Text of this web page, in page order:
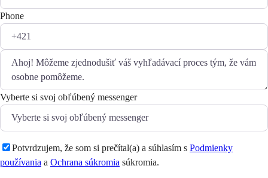
Phone
Vyberte si svoj obľúbený messenger
Potvrdzujem, že som si prečítal(a) a súhlasím s Podmienky
používania a Ochrana súkromia súkromia.